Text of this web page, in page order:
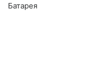
Батарея